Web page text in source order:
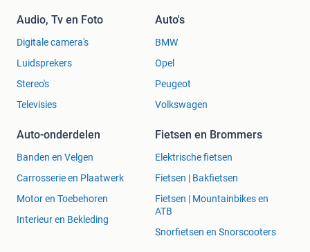
Audio, Tv en Foto
Digitale camera's
Luidsprekers
Stereo's
Televisies
Auto's
BMW
Opel
Peugeot
Volkswagen
Auto-onderdelen
Banden en Velgen
Carrosserie en Plaatwerk
Motor en Toebehoren
Interieur en Bekleding
Fietsen en Brommers
Elektrische fietsen
Fietsen | Bakfietsen
Fietsen | Mountainbikes en
ATB
Snorfietsen en Snorscooters